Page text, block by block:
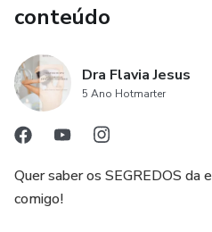
conteúdo
Dra Flavia Jesus
5 Ano Hotmarter
Quer saber os SEGREDOS da
comigo!